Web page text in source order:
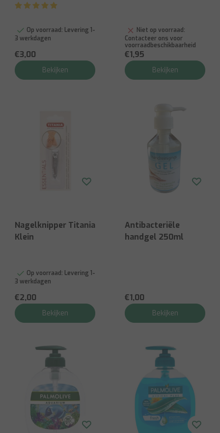
Pleister
Op voorraad: Levering 1-
3 werkdagen
€3,00
Bekijken
Niet op voorraad:
Contacteer ons voor
voorraadbeschikbaarheid
€1,95
Bekijken
Nagelknipper Titania
Klein
Op voorraad: Levering 1-
3 werkdagen
€2,00
Bekijken
Antibacteriële
handgel 250ml
€1,00
Bekijken